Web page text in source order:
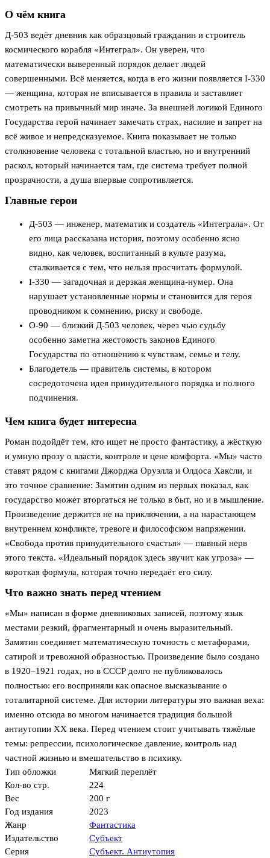
О чём книга
Д-503 ведёт дневник как образцовый гражданин и строитель
космического корабля «Интеграл». Он уверен, что
математически выверенный порядок делает людей
совершенными. Всё меняется, когда в его жизни появляется I-330
— женщина, которая не вписывается в правила и заставляет
смотреть на привычный мир иначе. За внешней логикой Единого
Государства герой начинает замечать страх, насилие и запрет на
всё живое и непредсказуемое. Книга показывает не только
столкновение человека с тотальной властью, но и внутренний
раскол, который начинается там, где система требует полной
прозрачности, а душа впервые сопротивляется.
Главные герои
Д-503 — инженер, математик и создатель «Интеграла». От
его лица рассказана история, поэтому особенно ясно
видно, как человек, воспитанный в культе разума,
сталкивается с тем, что нельзя просчитать формулой.
I-330 — загадочная и дерзкая женщина-нумер. Она
нарушает установленные нормы и становится для героя
проводником к сомнению, риску и свободе.
О-90 — близкий Д-503 человек, через чью судьбу
особенно заметна жестокость законов Единого
Государства по отношению к чувствам, семье и телу.
Благодетель — правитель системы, в котором
сосредоточена идея принудительного порядка и полного
подчинения.
Чем книга будет интересна
Роман подойдёт тем, кто ищет не просто фантастику, а жёсткую
и умную прозу о власти, контроле и цене комфорта. «Мы» часто
ставят рядом с книгами Джорджа Оруэлла и Олдоса Хаксли, и
это точное сравнение: Замятин одним из первых показал, как
государство может вторгаться не только в быт, но и в мышление.
Произведение держится не на приключении, а на нарастающем
внутреннем конфликте, тревоге и философском напряжении.
«Свобода против принудительного счастья» — главный нерв
этого текста. «Идеальный порядок здесь звучит как угроза» —
короткая формула, которая точно передаёт его силу.
Что важно знать перед чтением
«Мы» написан в форме дневниковых записей, поэтому язык
местами резкий, фрагментарный и очень выразительный.
Замятин соединяет математическую точность с метафорами,
сатирой и тревожной образностью. Произведение было создано
в 1920–1921 годах, но в СССР долго не публиковалось
полностью: его восприняли как опасное высказывание о
тоталитарной системе. Для истории литературы это важная веха:
именно отсюда во многом начинается традиция большой
антиутопии XX века. Перед чтением стоит учитывать тяжёлые
темы: репрессии, психологическое давление, контроль над
частной жизнью и вмешательство в психику.
Тип обложки
Мягкий переплёт
Кол-во стр.
224
Вес
200 г
Год издания
2023
Жанр
Фантастика
Издательство
Субъект
Серия
Субъект. Антиутопия